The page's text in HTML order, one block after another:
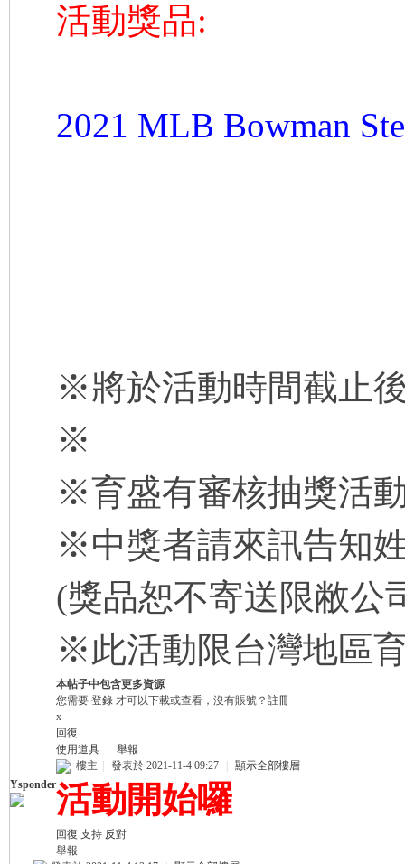
活動獎品:
2021 MLB Bowman
※將於活動時間截止
※
※育盛有審核抽獎活
※中獎者請來訊告知
(獎品恕不寄送限敝公
※此活動限台灣地區
本帖子中包含更多資源
您需要 登錄 才可以下載或查看，沒有賬號？ 註冊
x
回復
使用道具
舉報
Ysponder
樓主 發表於 2021-11-4 09:27 顯示全部樓層
活動開始囉
回復 支持 反對
舉報